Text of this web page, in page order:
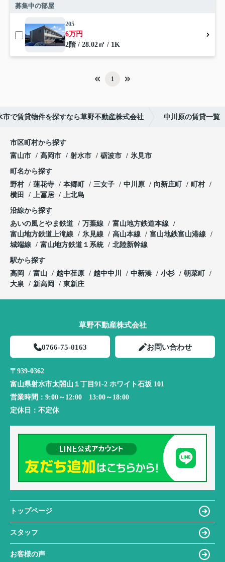
募集中の部屋
205
6万円
2階 / 28.02㎡ / 1K
1
市で賃貸物件を探すなら草野不動産株式会社 中川原の賃貸一覧
市区町村から探す
富山市
高岡市 射水市 砺波市 氷見市
町名から探す
野村
蓮花寺 本郷町 三女子 中川原 向新庄町
町村
横田
上冨居 上北島
沿線から探す
あいの風とやま鉄道
万葉線
富山地方鉄道本線
富山地方鉄道上滝線
氷見線 高山本線
富山地鉄富山港線
城端線
富山地方鉄道１系統 北陸新幹線
駅から探す
高岡
富山 越中荏原 越中中川 中新湊 小杉
朝菜町
大泉
新高岡 東新庄
草野不動産株式会社
0766-75-0163 お問い合わせ
〒939-0362
富山県射水市太閤山１丁目91-2 ホワイト石坂 101
営業時間： 9:00～12:00 13:00～18:00
定休日： 不定休
トップページ
スタッフ
お客様の声